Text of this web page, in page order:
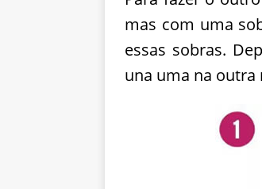
mas com uma
essas sobras.
una uma na outra